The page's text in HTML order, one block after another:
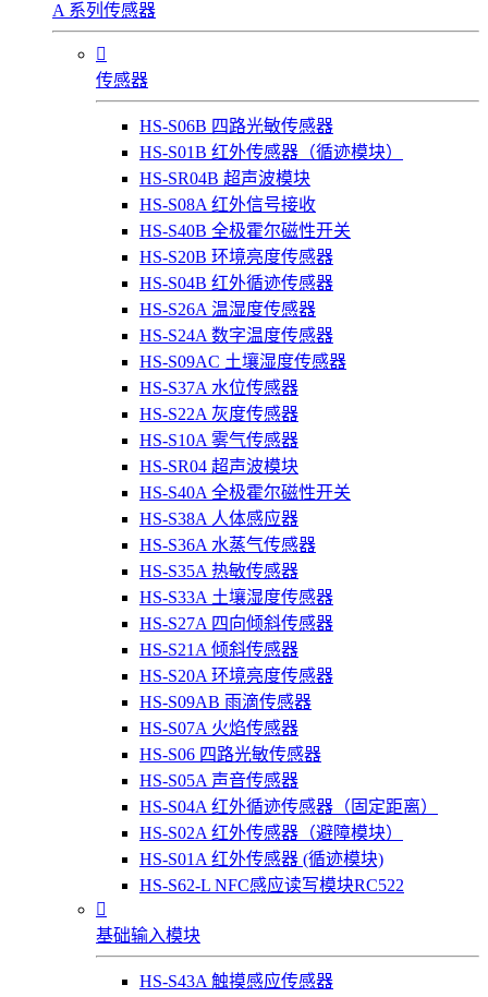
A 系列传感器

传感器
HS-S06B 四路光敏传感器
HS-S01B 红外传感器（循迹模块）
HS-SR04B 超声波模块
HS-S08A 红外信号接收
HS-S40B 全极霍尔磁性开关
HS-S20B 环境亮度传感器
HS-S04B 红外循迹传感器
HS-S26A 温湿度传感器
HS-S24A 数字温度传感器
HS-S09AC 土壤湿度传感器
HS-S37A 水位传感器
HS-S22A 灰度传感器
HS-S10A 雾气传感器
HS-SR04 超声波模块
HS-S40A 全极霍尔磁性开关
HS-S38A 人体感应器
HS-S36A 水蒸气传感器
HS-S35A 热敏传感器
HS-S33A 土壤湿度传感器
HS-S27A 四向倾斜传感器
HS-S21A 倾斜传感器
HS-S20A 环境亮度传感器
HS-S09AB 雨滴传感器
HS-S07A 火焰传感器
HS-S06 四路光敏传感器
HS-S05A 声音传感器
HS-S04A 红外循迹传感器（固定距离）
HS-S02A 红外传感器（避障模块）
HS-S01A 红外传感器 (循迹模块)
HS-S62-L NFC感应读写模块RC522

基础输入模块
HS-S43A 触摸感应传感器